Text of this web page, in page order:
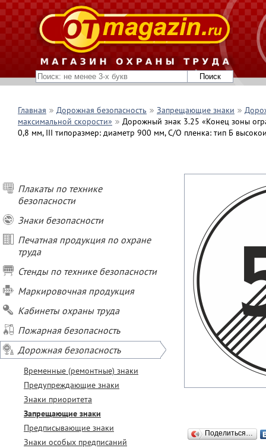
Главная Дорожная безопасность Запрещающие знаки
максимальной скорости»
Дорожный знак 3.25 «Конец зоны
0,8 мм, III типоразмер: диаметр 900 мм, С/О пленка: тип Б
Плакаты по технике
безопасности
Знаки безопасности
Печатная продукция по охране
труда
Стенды по технике безопасности
Маркировочная продукция
Кабинеты охраны труда
Пожарная безопасность
Дорожная безопасность
Временные (ремонтные) знаки
Предупреждающие знаки
Знаки приоритета
Запрещающие знаки
Предписывающие знаки
Знаки особых предписаний
Поделиться…